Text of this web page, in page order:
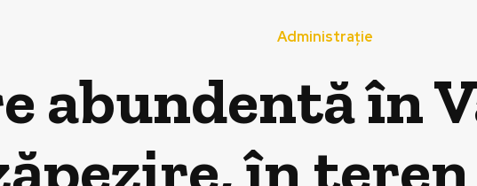
Administrație
abundentă în